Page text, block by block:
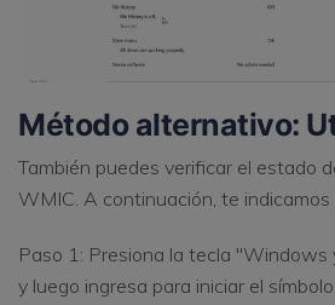
Método alternativo:
También puedes verificar el estado
WMIC. A continuación, te indicamos
Paso 1: Presiona la tecla "Windows
y luego ingresa para iniciar el